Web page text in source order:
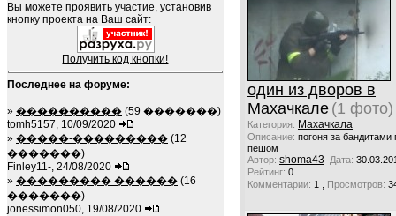
Вы можете проявить участие, установив
кнопку проекта на Ваш сайт:
Получить код кнопки!
Последнее на форуме:
» ���������� (59 �������)
tomh5157, 10/09/2020
» �����-��������� (12
�������)
Finley11-, 24/08/2020
» ��������� ������ (16
�������)
jonessimon050, 19/08/2020
один из дворов в
Махачкале (1 фото)
Категория: Махачкала
Описание: погоня за бандитами
пешом
Автор: shoma43 Дата:
Рейтинг: 0
Комментарии: 1 , Просмотров: